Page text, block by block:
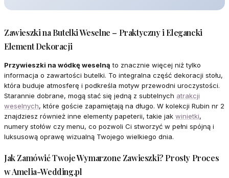
Zawieszki na Butelki Weselne – Praktyczny i Elegancki
Element Dekoracji
Przywieszki na wódkę weselną to znacznie więcej niż tylko
informacja o zawartości butelki. To integralna część dekoracji stołu,
która buduje atmosferę i podkreśla motyw przewodni uroczystości.
Starannie dobrane, mogą stać się jedną z subtelnych atrakcji
weselnych, które goście zapamiętają na długo. W kolekcji Rubin nr 2
znajdziesz również inne elementy papeterii, takie jak winietki,
numery stołów czy menu, co pozwoli Ci stworzyć w pełni spójną i
luksusową oprawę wizualną Twojego wielkiego dnia.
Jak Zamówić Twoje Wymarzone Zawieszki? Prosty Proces
w Amelia-Wedding.pl